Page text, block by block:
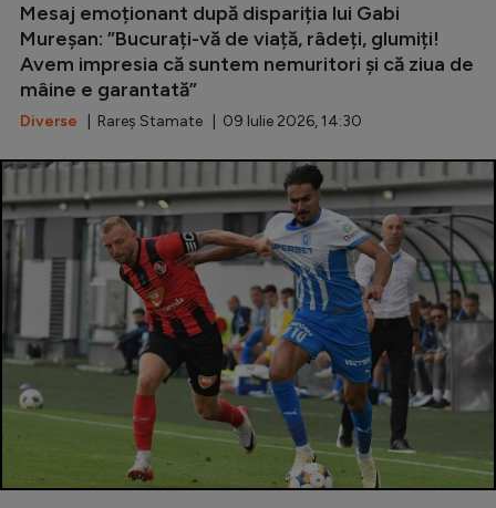
Mesaj emoționant după dispariția lui Gabi
Mureșan: ”Bucurați-vă de viață, râdeți, glumiți!
Avem impresia că suntem nemuritori și că ziua de
mâine e garantată”
Diverse | Rareș Stamate | 09 Iulie 2026, 14:30